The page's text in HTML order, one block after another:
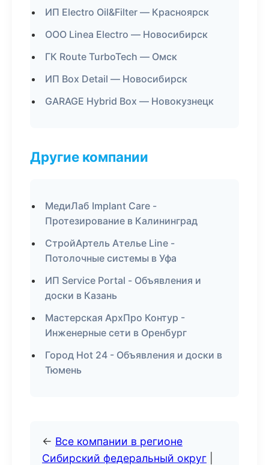
ИП Electro Oil&Filter — Красноярск
ООО Linea Electro — Новосибирск
ГК Route TurboTech — Омск
ИП Box Detail — Новосибирск
GARAGE Hybrid Box — Новокузнецк
Другие компании
МедиЛаб Implant Care -
Протезирование в Калининград
СтройАртель Ателье Line -
Потолочные системы в Уфа
ИП Service Portal - Объявления и
доски в Казань
Мастерская АрхПро Контур -
Инженерные сети в Оренбург
Город Hot 24 - Объявления и доски в
Тюмень
← Все компании в регионе
Сибирский федеральный округ